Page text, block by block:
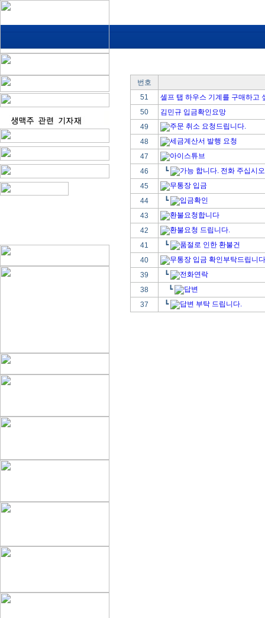
번호
51
셀프 탭 하우스 기계를 구매하고
50
김민규 입금확인요망
49
주문 취소 요청드립니다.
48
세금계산서 발행 요청
47
아이스튜브
46
┗
가능 합니다. 전화 주십시
45
무통장 입금
44
┗
입금확인
43
환불요청합니다
42
환불요청 드립니다.
41
┗
품절로 인한 환불건
40
무통장 입금 확인부탁드립니
39
┗
전화연락
38
┗
답변
37
┗ 답변 부탁 드립니다.